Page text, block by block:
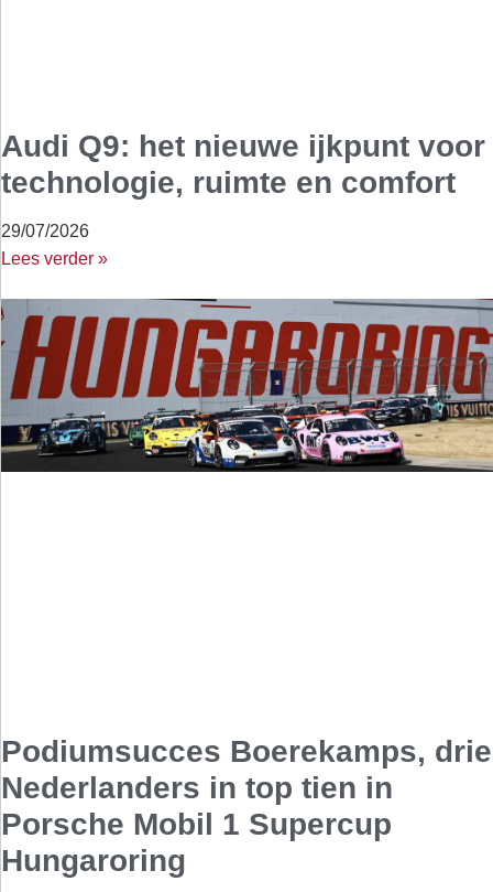
Audi Q9: het nieuwe ijkpunt voor
technologie, ruimte en comfort
29/07/2026
Lees verder »
Podiumsucces Boerekamps, drie
Nederlanders in top tien in
Porsche Mobil 1 Supercup
Hungaroring